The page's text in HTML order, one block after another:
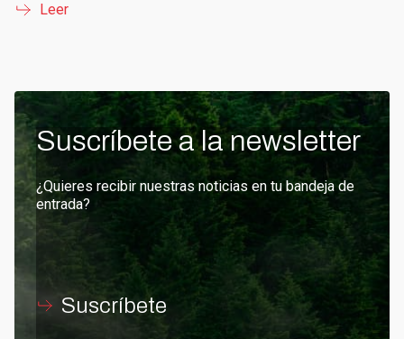
Leer
Suscríbete a la newsletter
¿Quieres recibir nuestras noticias en tu bandeja de
entrada?
Suscríbete